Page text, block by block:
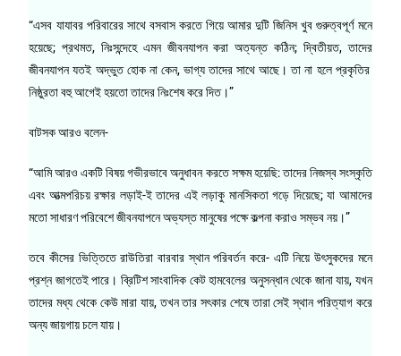
“এসব যাযাবর পরিবারের সাথে বসবাস করতে গিয়ে আমার দুটি জিনিস খুব গুরুত্বপূর্ণ মনে
হয়েছে; প্রথমত, নিঃসন্দেহে এমন জীবনযাপন করা অত্যন্ত কঠিন; দ্বিতীয়ত, তাদের
জীবনযাপন যতই অদ্ভুত হোক না কেন, ভাগ্য তাদের সাথে আছে। তা না হলে প্রকৃতির
নিষ্ঠুরতা বহু আগেই হয়তো তাদের নিঃশেষ করে দিত।”
বাটসক আরও বলেন-
“আমি আরও একটি বিষয় গভীরভাবে অনুধাবন করতে সক্ষম হয়েছি: তাদের নিজস্ব সংস্কৃতি
এবং আত্মপরিচয় রক্ষার লড়াই-ই তাদের এই লড়াকু মানসিকতা গড়ে দিয়েছে; যা আমাদের
মতো সাধারণ পরিবেশে জীবনযাপনে অভ্যস্ত মানুষের পক্ষে কল্পনা করাও সম্ভব নয়।”
তবে কীসের ভিত্তিতে রাউতিরা বারবার স্থান পরিবর্তন করে- এটি নিয়ে উৎসুকদের মনে
প্রশ্ন জাগতেই পারে। ব্রিটিশ সাংবাদিক কেট হামবেলের অনুসন্ধান থেকে জানা যায়, যখন
তাদের মধ্য থেকে কেউ মারা যায়, তখন তার সৎকার শেষে তারা সেই স্থান পরিত্যাগ করে
অন্য জায়গায় চলে যায়।